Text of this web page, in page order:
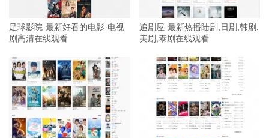
足球影院-最新好看的电影-电视
剧高清在线观看
追剧屋-最新热播陆剧,日剧,韩剧,
美剧,泰剧在线观看